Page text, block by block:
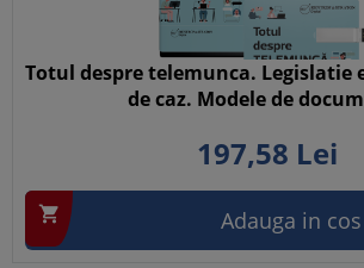
Totul despre telemunca. Legislatie
de caz. Modele de
197,58 Lei
 Adauga in cos